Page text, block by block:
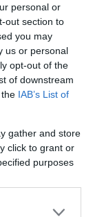
personal or
out section to
you may
us or personal
opt-out of the
of downstream
IAB’s List of
gather and store
click to grant or
purposes